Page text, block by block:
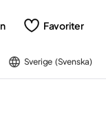
Favoriter
Sverige (Svenska)